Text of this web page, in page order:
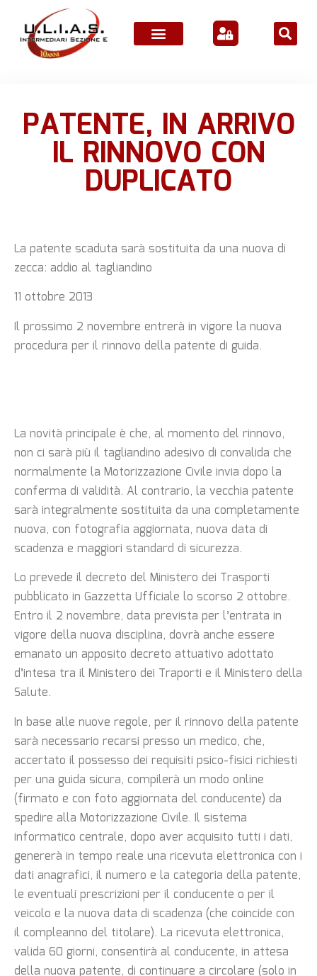
PATENTE, IN ARRIVO
IL RINNOVO CON
DUPLICATO
La patente scaduta sarà sostituita da una nuova di
zecca: addio al tagliandino
11 ottobre 2013
Il prossimo 2 novembre entrerà in vigore la nuova
procedura per il rinnovo della patente di guida.
La novità principale è che, al momento del rinnovo,
non ci sarà più il tagliandino adesivo di convalida che
normalmente la Motorizzazione Civile invia dopo la
conferma di validità. Al contrario, la vecchia patente
sarà integralmente sostituita da una completamente
nuova, con fotografia aggiornata, nuova data di
scadenza e maggiori standard di sicurezza.
Lo prevede il decreto del Ministero dei Trasporti
pubblicato in Gazzetta Ufficiale lo scorso 2 ottobre.
Entro il 2 novembre, data prevista per l’entrata in
vigore della nuova disciplina, dovrà anche essere
emanato un apposito decreto attuativo adottato
d’intesa tra il Ministero dei Traporti e il Ministero della
Salute.
In base alle nuove regole, per il rinnovo della patente
sarà necessario recarsi presso un medico, che,
accertato il possesso dei requisiti psico-fisici richiesti
per una guida sicura, compilerà un modo online
(firmato e con foto aggiornata del conducente) da
spedire alla Motorizzazione Civile. Il sistema
informatico centrale, dopo aver acquisito tutti i dati,
genererà in tempo reale una ricevuta elettronica con i
dati anagrafici, il numero e la categoria della patente,
le eventuali prescrizioni per il conducente o per il
veicolo e la nuova data di scadenza (che coincide con
il compleanno del titolare). La ricevuta elettronica,
valida 60 giorni, consentirà al conducente, in attesa
della nuova patente, di continuare a circolare (solo in